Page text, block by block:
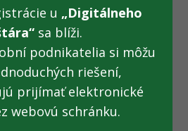
sa ospravedlňujeme. Ďakujeme za
priebehu nevyhnutných prác, ktoré
spôsobia dočasné
u „Digitálneho
sa blíži.
podnikatelia si môžu
riešení,
prijímať elektronické
webovú schránku.